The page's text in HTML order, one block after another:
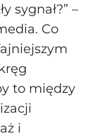
sygnał?” –
Co
to między
i